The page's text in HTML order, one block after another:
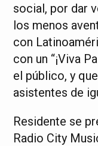
social, por dar
los menos
con
con un “¡Viva
el público, y
asistentes de
Residente se
Radio City